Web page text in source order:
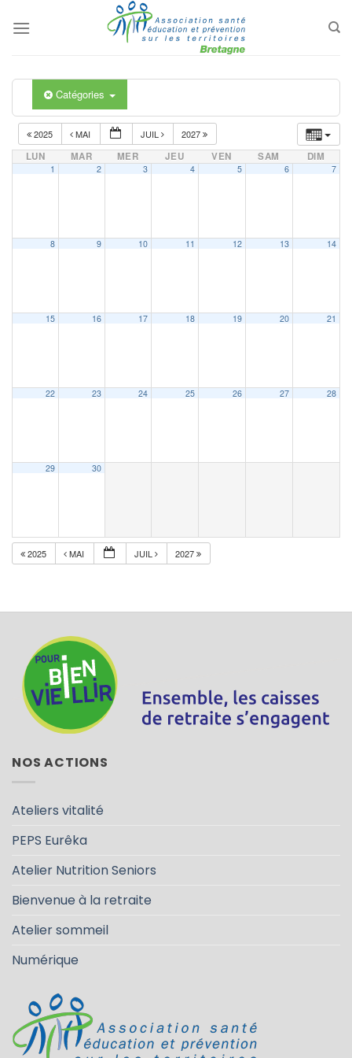
au
Catégories
2025 MAI JUIL 2027
LUN MAR MER JEU VEN SAM DIM
1 2 3 4 5 6 7
8 9 10 11 12 13 14
15 16 17 18 19 20 21
22 23 24 25 26 27 28
29 30
2025 MAI JUIL 2027
NOS ACTIONS
Ateliers vitalité
PEPS Eurêka
Atelier Nutrition Seniors
Bienvenue à la retraite
Atelier sommeil
Numérique